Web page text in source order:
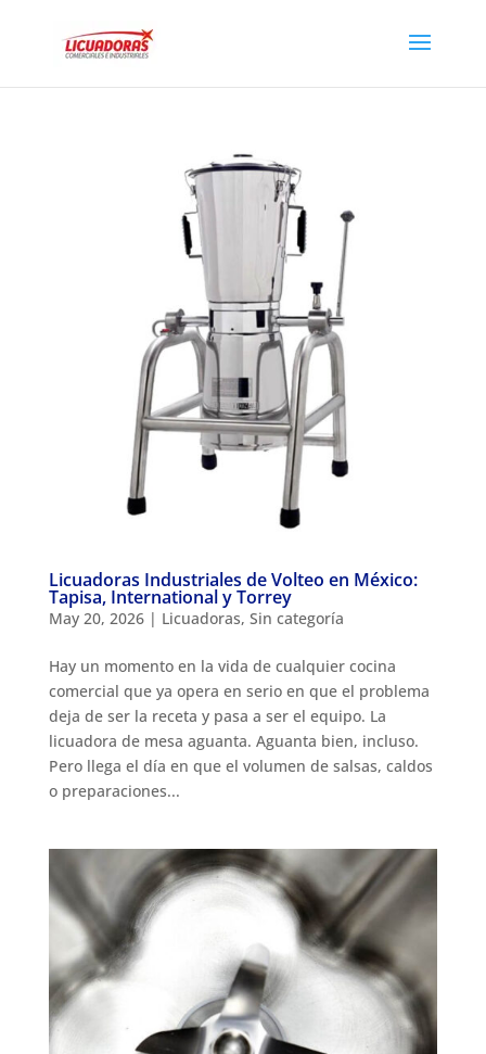
Licuadoras Industriales de Volteo en México:
Tapisa, International y Torrey
May 20, 2026| Licuadoras, Sin categoría
Hay un momento en la vida de cualquier cocina
comercial que ya opera en serio en que el problema
deja de ser la receta y pasa a ser el equipo. La
licuadora de mesa aguanta. Aguanta bien, incluso.
Pero llega el día en que el volumen de salsas, caldos
o preparaciones...